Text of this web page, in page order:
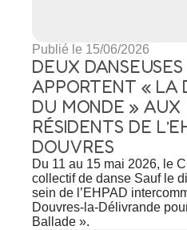
Publié le 15/06/2026
DEUX DANSEUSES
APPORTENT « LA
DU MONDE » AUX
RÉSIDENTS DE
DOUVRES
Du 11 au 15 mai 2026, le
collectif de danse Sauf le
sein de l’EHPAD
Douvres-la-Délivrande
Ballade ».